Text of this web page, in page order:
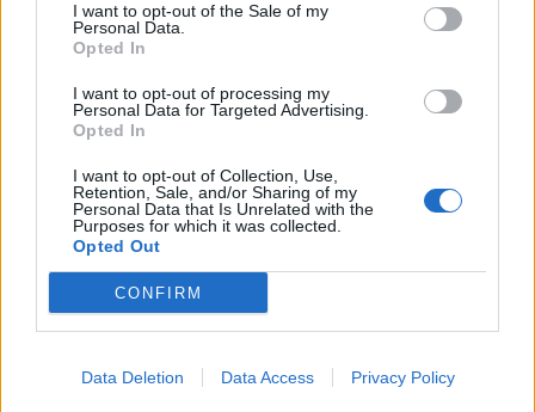
I want to opt-out of the Sale of my
Personal Data.
Opted In
I want to opt-out of processing my
Personal Data for Targeted Advertising.
Opted In
I want to opt-out of Collection, Use,
Retention, Sale, and/or Sharing of my
Personal Data that Is Unrelated with the
Purposes for which it was collected.
Opted Out
CONFIRM
Data Deletion Data Access Privacy Policy
Και πρόσθεσε:«Έχω δεχθεί σεξουαλική
παρενόχληση από άνδρα όταν ξεκινούσα την
καριέρα μου Ήμουν πάρα πολύ μικρός και
όταν επιχείρησε να έρθει πολύ κοντά. Εκεί
τελείωσε και η ιστορία».